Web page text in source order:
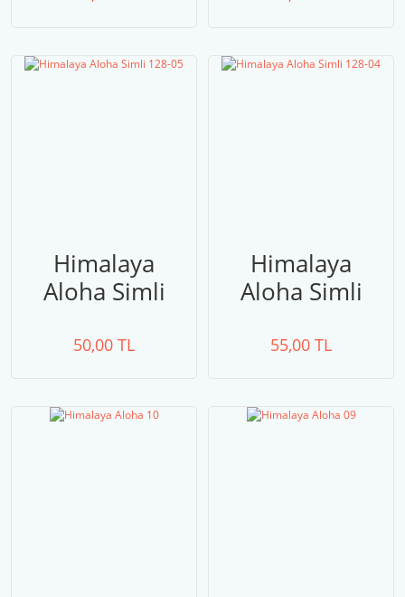
Himalaya
Aloha Simli
50,00 TL
Himalaya
Aloha Simli
55,00 TL